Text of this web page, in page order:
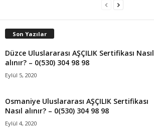
Son Yazılar
Düzce Uluslararası AŞÇILIK Sertifikası Nasıl
alınır? – 0(530) 304 98 98
Eylül 5, 2020
Osmaniye Uluslararası AŞÇILIK Sertifikası
Nasıl alınır? – 0(530) 304 98 98
Eylül 4, 2020